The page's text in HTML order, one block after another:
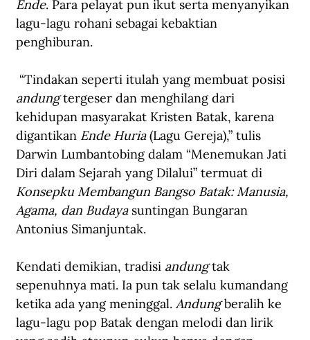
Ende. Para pelayat pun ikut serta menyanyikan
lagu-lagu rohani sebagai kebaktian
penghiburan.
“Tindakan seperti itulah yang membuat posisi
andung tergeser dan menghilang dari
kehidupan masyarakat Kristen Batak, karena
digantikan Ende Huria (Lagu Gereja),” tulis
Darwin Lumbantobing dalam “Menemukan Jati
Diri dalam Sejarah yang Dilalui” termuat di
Konsepku Membangun Bangso Batak: Manusia,
Agama, dan Budaya suntingan Bungaran
Antonius Simanjuntak.
Kendati demikian, tradisi andung tak
sepenuhnya mati. Ia pun tak selalu kumandang
ketika ada yang meninggal. Andung beralih ke
lagu-lagu pop Batak dengan melodi dan lirik